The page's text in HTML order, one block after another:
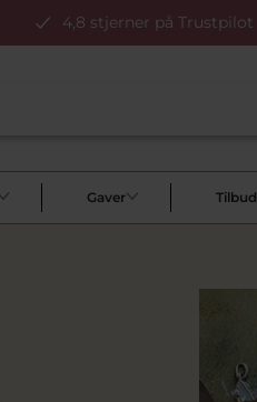
4,8 stjerner på Trustpilot
Gaver Tilbud